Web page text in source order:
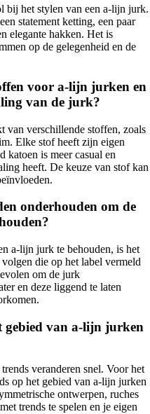
bij het stylen van een a-lijn jurk.
statement ketting, een paar
elegante hakken. Het is
op de gelegenheid en de
voor a-lijn jurken en
van de jurk?
van verschillende stoffen, zoals
Elke stof heeft zijn eigen
katoen is meer casual en
heeft. De keuze van stof kan
onderhouden om de
a-lijn jurk te behouden, is het
die op het label vermeld
om de jurk
en deze liggend te laten
gebied van a-lijn jurken
veranderen snel. Voor het
op het gebied van a-lijn jurken
ontwerpen, ruches
trends te spelen en je eigen